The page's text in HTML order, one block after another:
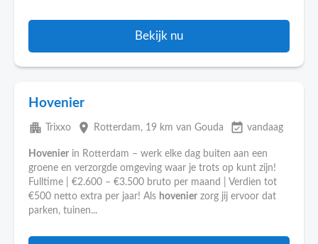
Bekijk nu
Hovenier
apartment Trixxo place Rotterdam, 19 km van Gouda event_available vandaag
Hovenier in Rotterdam – werk elke dag buiten aan een
groene en verzorgde omgeving waar je trots op kunt zijn!
Fulltime | €2.600 – €3.500 bruto per maand | Verdien tot
€500 netto extra per jaar! Als hovenier zorg jij ervoor dat
parken, tuinen...